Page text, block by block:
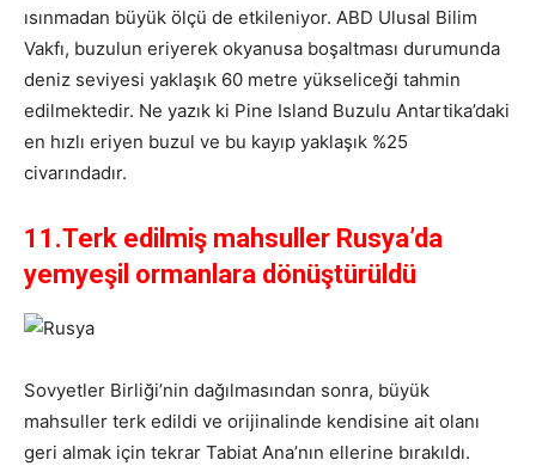
ısınmadan büyük ölçü de etkileniyor. ABD Ulusal Bilim
Vakfı, buzulun eriyerek okyanusa boşaltması durumunda
deniz seviyesi yaklaşık 60 metre yükseliceği tahmin
edilmektedir. Ne yazık ki Pine Island Buzulu Antartika’daki
en hızlı eriyen buzul ve bu kayıp yaklaşık %25
civarındadır.
11.Terk edilmiş mahsuller Rusya’da
yemyeşil ormanlara dönüştürüldü
Sovyetler Birliği’nin dağılmasından sonra, büyük
mahsuller terk edildi ve orijinalinde kendisine ait olanı
geri almak için tekrar Tabiat Ana’nın ellerine bırakıldı.